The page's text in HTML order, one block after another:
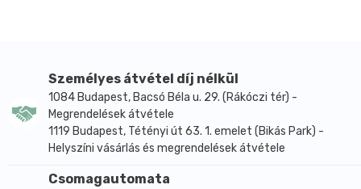
Személyes átvétel díj nélkül
1084 Budapest, Bacsó Béla u. 29. (Rákóczi tér) -
Megrendelések átvétele
1119 Budapest, Tétényi út 63. 1. emelet (Bikás Park) -
Helyszíni vásárlás és megrendelések átvétele
Csomagautomata